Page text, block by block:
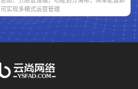
可实现多模式运营管理